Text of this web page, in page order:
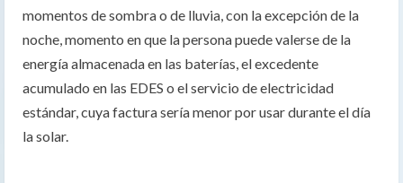
momentos de sombra o de lluvia, con la excepción de la
noche, momento en que la persona puede valerse de la
energía almacenada en las baterías, el excedente
acumulado en las EDES o el servicio de electricidad
estándar, cuya factura sería menor por usar durante el día
la solar.